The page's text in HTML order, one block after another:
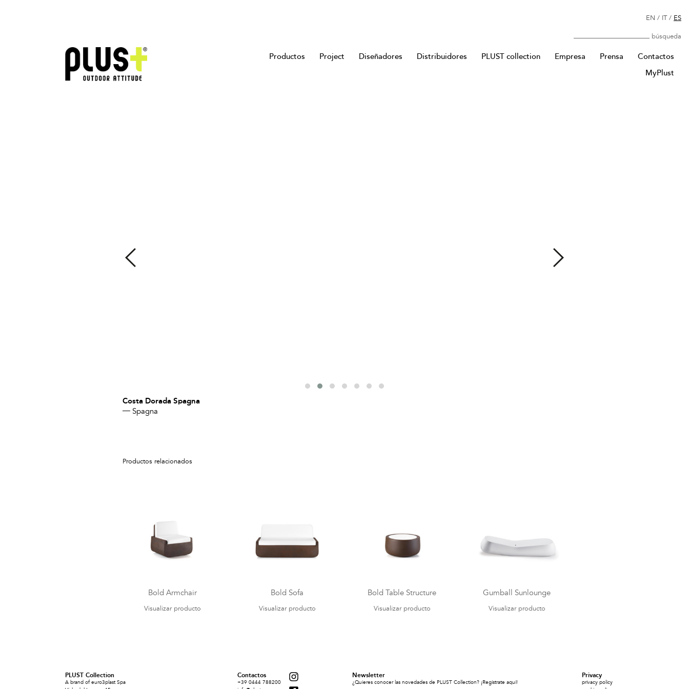
Productos Project Diseñadores Distribuidores PLUST collection Empresa Prensa
Contactos
MyPlust
EN / IT/ ES
Búsqueda
Costa Dorada Spagna
Spagna
Productos relacionados
Bold Armchair
Visualizar producto
Bold Sofa
Visualizar producto
Bold Table Structure
Visualizar producto
Gumball Sunlounge
Visualizar producto
PLUST Collection
A brand of euro3plast Spa
Contactos
+39 0444 788200
Newsletter
¿Quieres conocer las novedades de PLUST Collection? ¡Regístrate aquí!
Privacy
privacy policy